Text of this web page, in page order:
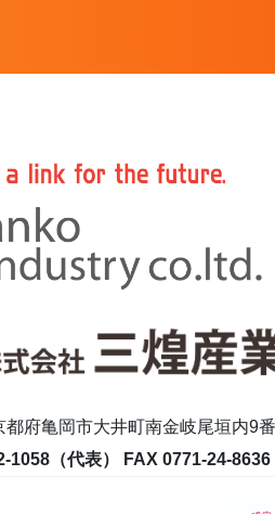
府亀岡市大井町南金岐尾垣内9
1058（代表） FAX 0771-24-8636